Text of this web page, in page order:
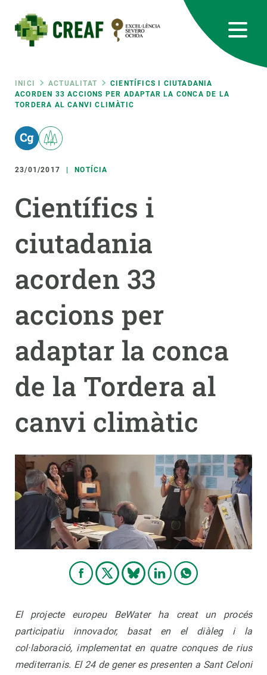
contingut
Fil
d'ariadna
INICI ACTUALITAT
CIENTÍFICS I CIUTADANIA
ACORDEN 33 ACCIONS PER ADAPTAR LA CONCA DE LA
TORDERA AL CANVI CLIMÀTIC
23/01/2017 NOTÍCIA
Científics i
ciutadania
acorden 33
accions per
adaptar la conca
de la Tordera al
canvi climàtic
El projecte europeu BeWater ha creat un procés
participatiu innovador, basat en el diàleg i la
col·laboració, implementat en quatre conques de rius
mediterranis. El 24 de gener es presenten a Sant Celoni
RRSS
Featured
responsive
Responsive
menu
RECERCA
CIÈNCIA EN ACCIÓ
NOTÍCIES I AGENDA